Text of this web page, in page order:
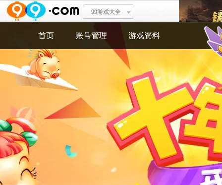
99游戏大全
首页 账号管理 游戏资料